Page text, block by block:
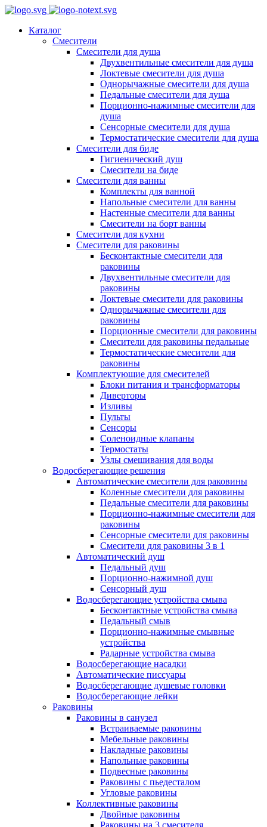
Каталог
Смесители
Смесители для душа
Двухвентильные смесители для душа
Локтевые смесители для душа
Однорычажные смесители для душа
Педальные смесители для душа
Порционно-нажимные смесители для
душа
Сенсорные смесители для душа
Термостатические смесители для душа
Смесители для биде
Гигиенический душ
Смесители на биде
Смесители для ванны
Комплекты для ванной
Напольные смесители для ванны
Настенные смесители для ванны
Смесители на борт ванны
Смесители для кухни
Смесители для раковины
Бесконтактные смесители для
раковины
Двухвентильные смесители для
раковины
Локтевые смесители для раковины
Однорычажные смесители для
раковины
Порционные смесители для раковины
Смесители для раковины педальные
Термостатические смесители для
раковины
Комплектующие для смесителей
Блоки питания и трансформаторы
Диверторы
Изливы
Пульты
Сенсоры
Соленоидные клапаны
Термостаты
Узлы смешивания для воды
Водосберегающие решения
Автоматические смесители для раковины
Коленные смесители для раковины
Педальные смесители для раковины
Порционно-нажимные смесители для
раковины
Сенсорные смесители для раковины
Смесители для раковины 3 в 1
Автоматический душ
Педальный душ
Порционно-нажимной душ
Сенсорный душ
Водосберегающие устройства смыва
Бесконтактные устройства смыва
Педальный смыв
Порционно-нажимные смывные
устройства
Радарные устройства смыва
Водосберегающие насадки
Автоматические писсуары
Водосберегающие душевые головки
Водосберегающие лейки
Раковины
Раковины в санузел
Встраиваемые раковины
Мебельные раковины
Накладные раковины
Напольные раковины
Подвесные раковины
Раковины с пьедесталом
Угловые раковины
Коллективные раковины
Двойные раковины
Раковины на 3 смесителя